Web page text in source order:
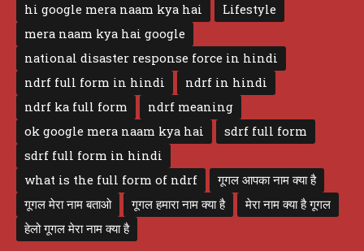
hi google mera naam kya hai
Lifestyle
mera naam kya hai google
national disaster response force in hindi
ndrf full form in hindi
ndrf in hindi
ndrf ka full form
ndrf meaning
ok google mera naam kya hai
sdrf full form
sdrf full form in hindi
what is the full form of ndrf
गूगल आपका नाम क्या है
गूगल मेरा नाम बताओ
गूगल हमारा नाम क्या है
मेरा नाम क्या है गूगल
हेलो गूगल मेरा नाम क्या है